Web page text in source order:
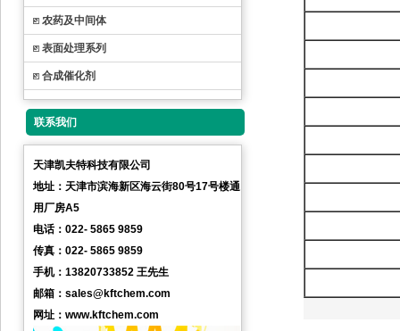
农药及中间体
表面处理系列
合成催化剂
联系我们
天津凯夫特科技有限公司
地址：天津市滨海新区海云街80号17号楼通
用厂房A5
电话：022- 5865 9859
传真：022- 5865 9859
手机：13820733852 王先生
邮箱：sales@kftchem.com
网址：www.kftchem.com